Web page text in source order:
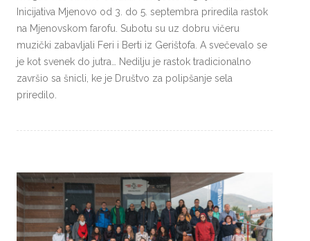
Inicijativa Mjenovo od 3. do 5. septembra priredila rastok
na Mjenovskom farofu. Subotu su uz dobru vičeru
muzički zabavljali Feri i Berti iz Gerištofa. A svečevalo se
je kot svenek do jutra… Nedilju je rastok tradicionalno
završio sa šnicli, ke je Društvo za polipšanje sela
priredilo.